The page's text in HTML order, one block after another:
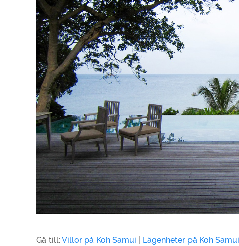
Gå till:Villor på Koh Samui Lägenheter på Koh Samui